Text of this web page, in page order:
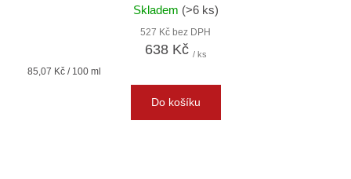
Skladem (>6 ks)
527 Kč bez DPH
638 Kč / ks
Měrná
85,07 Kč / 100 ml
Do košíku